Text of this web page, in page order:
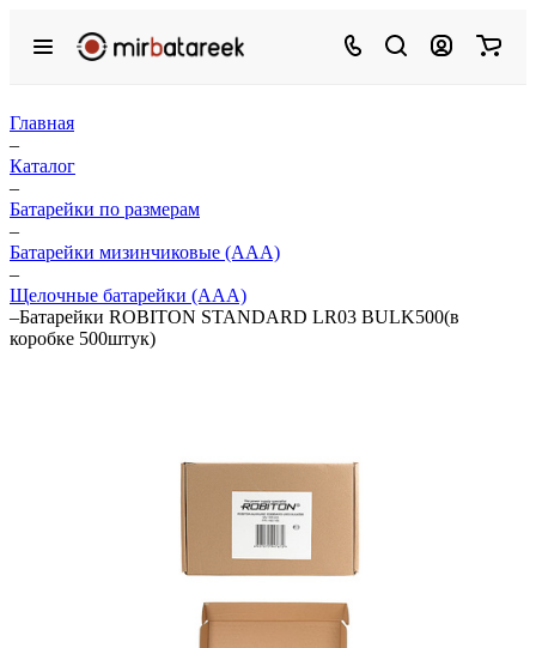
Главная
–
Каталог
–
Батарейки по размерам
–
Батарейки мизинчиковые (ААА)
–
Щелочные батарейки (ААА)
–Батарейки ROBITON STANDARD LR03 BULK500(в
коробке 500штук)